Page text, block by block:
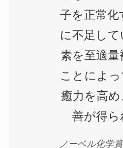
子を正常化
に不足し
素を至適量
ことによ
癒力を高め
善が得ら
ノーベル化学